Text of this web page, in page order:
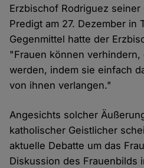
Erzbischof Rodriguez
Predigt am 27. Dezember in
Gegenmittel hatte der
"Frauen können
werden, indem sie einfach
von ihnen verlangen."
Angesichts solcher
katholischer Geistlicher
aktuelle Debatte um das
Diskussion des Frauenbilds